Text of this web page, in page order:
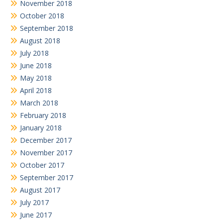
November 2018
October 2018
September 2018
August 2018
July 2018
June 2018
May 2018
April 2018
March 2018
February 2018
January 2018
December 2017
November 2017
October 2017
September 2017
August 2017
July 2017
June 2017